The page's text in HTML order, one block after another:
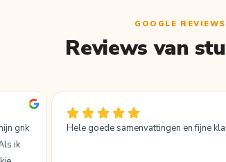
GOOGLE REVIEWS
Reviews van
gnk
ik
Hele goede samenvattingen en fijne